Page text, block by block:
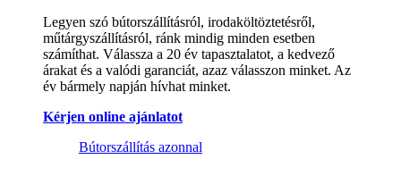
Legyen szó bútorszállításról, irodaköltöztetésről,
műtárgyszállításról, ránk mindig minden esetben
számíthat. Válassza a 20 év tapasztalatot, a kedvező
árakat és a valódi garanciát, azaz válasszon minket. Az
év bármely napján hívhat minket.
Kérjen online ajánlatot
Bútorszállítás azonnal